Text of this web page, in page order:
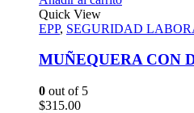
Quick View
EPP, SEGURIDAD
MUÑEQUERA CON
0 out of 5
$315.00